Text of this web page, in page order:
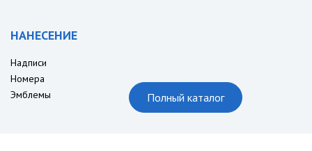
НАНЕСЕНИЕ
Надписи
Номера
Эмблемы
Полный каталог